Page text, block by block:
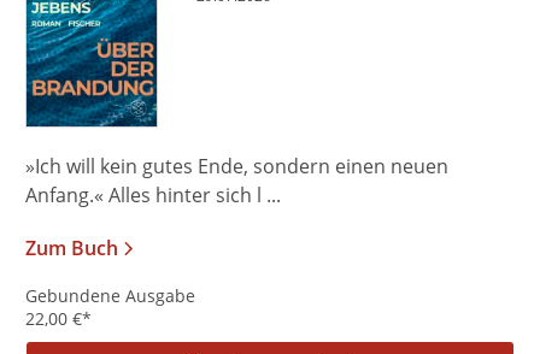
»Ich will kein gutes Ende, sondern einen neuen
Anfang.« Alles hinter sich l ...
Zum Buch
Gebundene Ausgabe
22,00 €*